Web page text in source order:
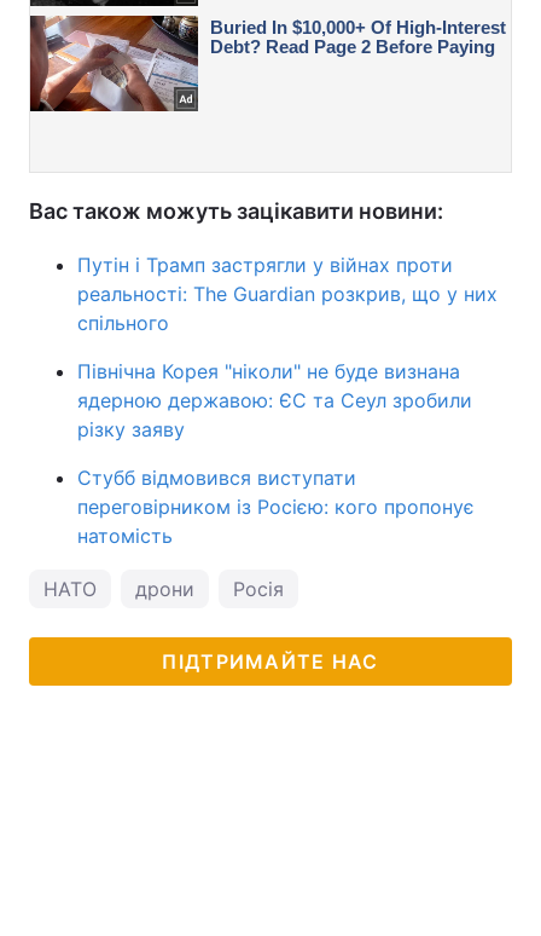
Вас також можуть зацікавити новини:
Путін і Трамп застрягли у війнах проти
реальності: The Guardian розкрив, що у них
спільного
Північна Корея "ніколи" не буде визнана
ядерною державою: ЄС та Сеул зробили
різку заяву
Стубб відмовився виступати
переговірником із Росією: кого пропонує
натомість
НАТО дрони Росія
ПІДТРИМАЙТЕ НАС